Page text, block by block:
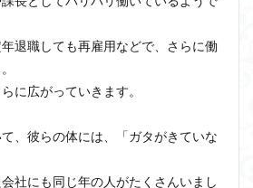
退職しても再雇用などで、さらに働
に広がっていきます。
、彼らの体には、「ガタがきていな
社にも同じ年の人がたくさんいまし